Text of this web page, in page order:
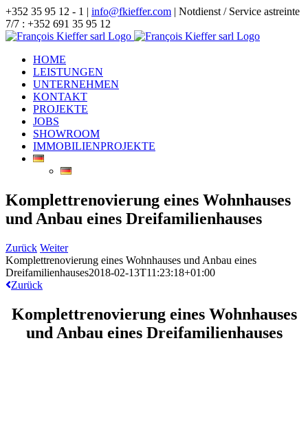
Zum
Inhalt
springen
+352 35 95 12 - 1 | info@fkieffer.com | Notdienst / Service astreinte
7/7 : +352 691 35 95 12
HOME
LEISTUNGEN
UNTERNEHMEN
KONTAKT
PROJEKTE
JOBS
SHOWROOM
IMMOBILIENPROJEKTE
Komplettrenovierung eines Wohnhauses
und Anbau eines Dreifamilienhauses
Zurück Weiter
Komplettrenovierung eines Wohnhauses und Anbau eines
Dreifamilienhauses2018-02-13T11:23:18+01:00
Zurück
Komplettrenovierung eines Wohnhauses
und Anbau eines Dreifamilienhauses